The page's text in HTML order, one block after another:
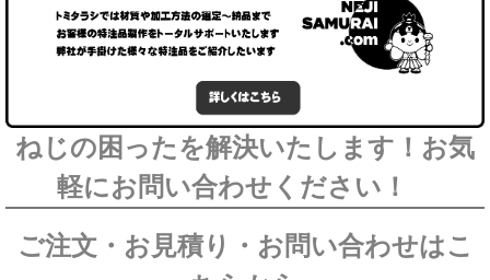
ねじの困ったを解決いたします！お気
軽にお問い合わせください！
ご注文・お見積り・お問い合わせはこ